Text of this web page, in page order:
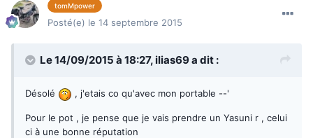
tomMpower
Posté(e) le 14 septembre 2015
Le 14/09/2015 à 18:27, ilias69a dit :
Désolé , j'etais co qu'avec mon portable --'
Pour le pot , je pense que je vais prendre un Yasuni r , celui
ci à une bonne réputation